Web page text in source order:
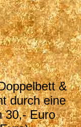
&
durch eine
30,- Euro